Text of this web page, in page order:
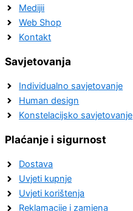
Medijii
Web Shop
Kontakt
Savjetovanja
Individualno savjetovanje
Human design
Konstelacijsko savjetovanje
Plaćanje i sigurnost
Dostava
Uvjeti kupnje
Uvjeti korištenja
Reklamacije i zamjena